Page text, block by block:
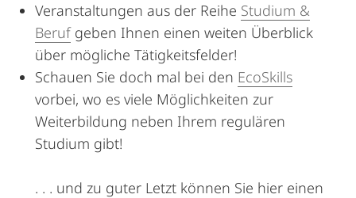
Veranstaltungen aus der Reihe Studium &
Berufgeben Ihnen einen weiten Überblick
über mögliche Tätigkeitsfelder!
Schauen Sie doch mal bei den EcoSkills
vorbei, wo es viele Möglichkeiten zur
Weiterbildung neben Ihrem regulären
Studium gibt!
. . . und zu guter Letzt können Sie hier einen